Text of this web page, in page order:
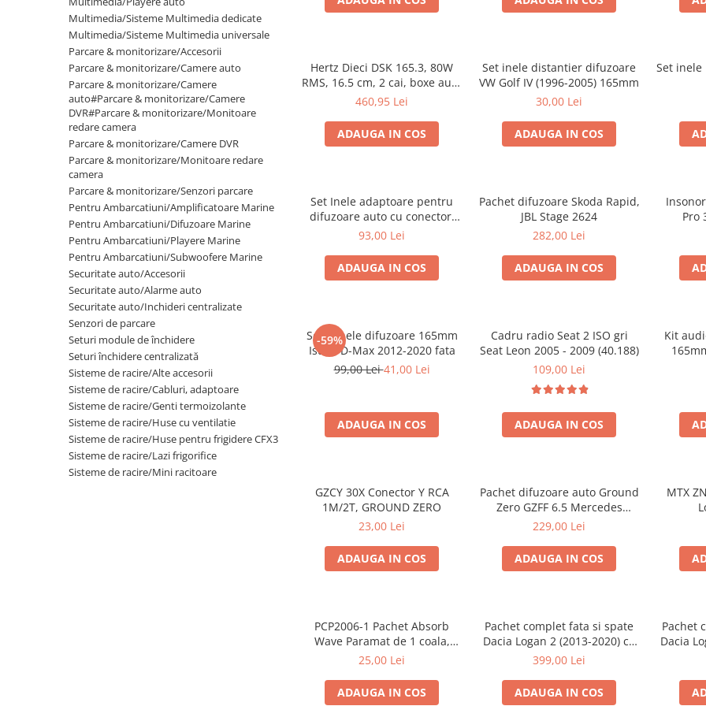
Multimedia/Sisteme Multimedia dedicate
Multimedia/Sisteme Multimedia universale
Parcare & monitorizare/Accesorii
Parcare & monitorizare/Camere auto
Parcare & monitorizare/Camere
auto#Parcare & monitorizare/Camere
DVR#Parcare & monitorizare/Monitoare
redare camera
Parcare & monitorizare/Camere DVR
Parcare & monitorizare/Monitoare redare
camera
Parcare & monitorizare/Senzori parcare
Pentru Ambarcatiuni/Amplificatoare Marine
Pentru Ambarcatiuni/Difuzoare Marine
Pentru Ambarcatiuni/Playere Marine
Pentru Ambarcatiuni/Subwoofere Marine
Securitate auto/Accesorii
Securitate auto/Alarme auto
Securitate auto/Inchideri centralizate
Senzori de parcare
Seturi module de închidere
Seturi închidere centralizată
Sisteme de racire/Alte accesorii
Sisteme de racire/Cabluri, adaptoare
Sisteme de racire/Genti termoizolante
Sisteme de racire/Huse cu ventilatie
Sisteme de racire/Huse pentru frigidere CFX3
Sisteme de racire/Lazi frigorifice
Sisteme de racire/Mini racitoare
Hertz Dieci DSK 165.3, 80W
RMS, 16.5 cm, 2 cai, boxe auto
sisteme
460,95 Lei
ADAUGA IN COS
Set inele distantier difuzoare
VW Golf IV (1996-2005) 165mm
30,00 Lei
ADAUGA IN COS
Set inele
Set Inele adaptoare pentru
difuzoare auto cu conectori
VW Passat B6 fata
93,00 Lei
ADAUGA IN COS
Pachet difuzoare Skoda Rapid,
JBL Stage 2624
282,00 Lei
ADAUGA IN COS
Pro
-59%
Set 2 inele difuzoare 165mm
Isuzu D-Max 2012-2020 fata
99,00 Lei41,00 Lei
ADAUGA IN COS
Cadru radio Seat 2 ISO gri
Seat Leon 2005 - 2009 (40.188)
109,00 Lei
ADAUGA IN COS
Kit
GZCY 30X Conector Y RCA
1M/2T, GROUND ZERO
23,00 Lei
ADAUGA IN COS
Pachet difuzoare auto Ground
Zero GZFF 6.5 Mercedes
Vito/Viano/Sprinter
229,00 Lei
ADAUGA IN COS
MTX
PCP2006-1 Pachet Absorb
Wave Paramat de 1 coala,
spuma de 16mm grosime,
25,00 Lei
ADAUGA IN COS
Pachet complet fata si spate
Dacia Logan 2 (2013-2020) cu
boxe Ground Zero Ferrum
399,00 Lei
ADAUGA IN COS
Pachet
Dacia